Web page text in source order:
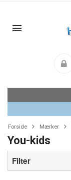
Forside Mærker
You-kids
Filter